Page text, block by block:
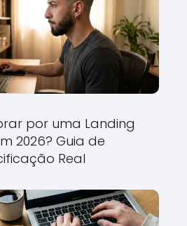
por uma Landing
2026? Guia de
Real